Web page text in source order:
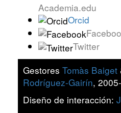
Academia.edu
Orcid
Twitter
Gestores Tomàs Baiget
Rodríguez-Gairín,
Diseño de interacción: